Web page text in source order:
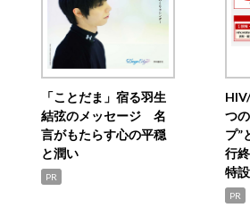
「ことだま」宿る羽生
結弦のメッセージ 名
言がもたらす心の平穏
と潤い
PR
つ
プ”
行
特
PR